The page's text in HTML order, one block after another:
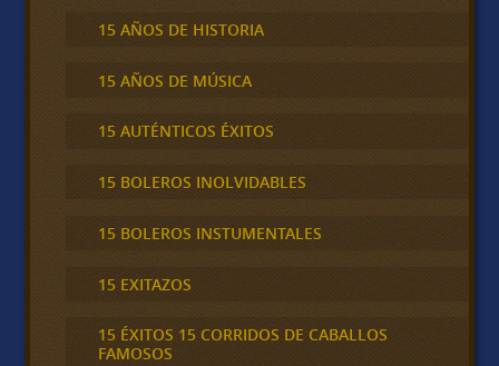
15 AÑOS DE HISTORIA
15 AÑOS DE MÚSICA
15 AUTÉNTICOS ÉXITOS
15 BOLEROS INOLVIDABLES
15 BOLEROS INSTUMENTALES
15 EXITAZOS
15 ÉXITOS 15 CORRIDOS DE CABALLOS
FAMOSOS